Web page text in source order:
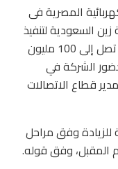
المصرية فى
السعودية لتنفيذ
مشروع وتوريد شبكات الفايبر بقيمة أولية تصل إلى 100 مليون
الشركة في
قطاع الاتصالات
للزيادة وفق مراحل
المقبل، وفق قوله.